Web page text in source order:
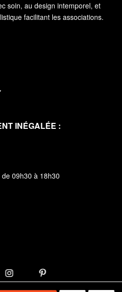
soin, au design intemporel, et
facilitant les associations.
INÉGALÉE :
09h30 à 18h30